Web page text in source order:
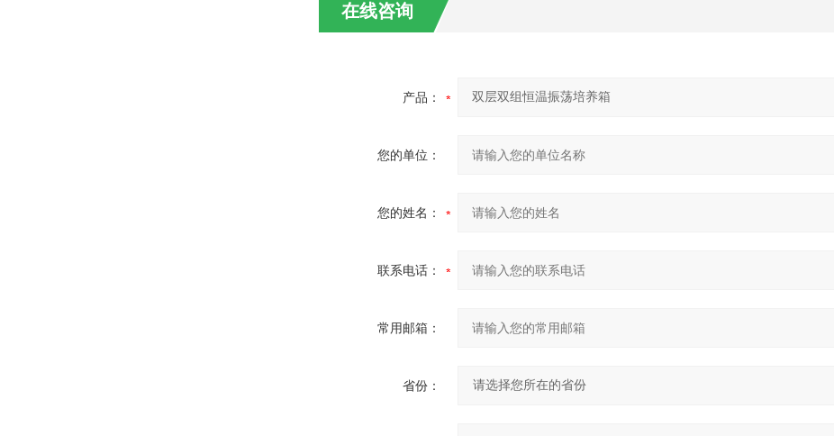
在线咨询
产品：
您的单位：
您的姓名：
联系电话：
常用邮箱：
省份：